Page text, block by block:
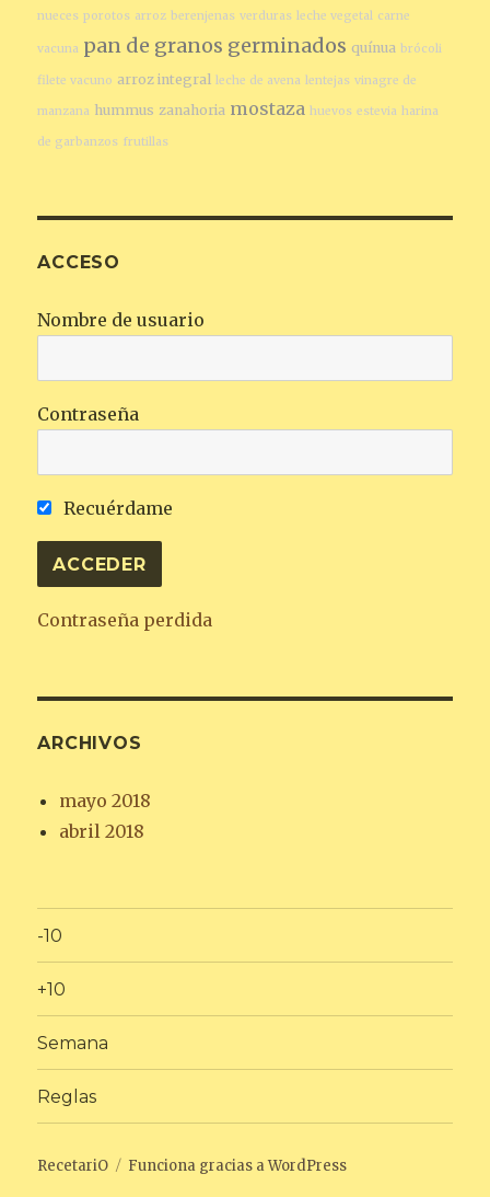
nueces porotos arroz berenjenas verduras leche vegetal carne
vacuna pan de granos germinados quínua brócoli
filete vacuno arroz integral leche de avena lentejas vinagre de
manzana hummus zanahoria mostaza huevos estevia harina
de garbanzos frutillas
ACCESO
Nombre de usuario
Contraseña
Recuérdame
Contraseña perdida
ARCHIVOS
mayo 2018
abril 2018
-10
+10
Semana
Reglas
RecetariO Funciona gracias a WordPress